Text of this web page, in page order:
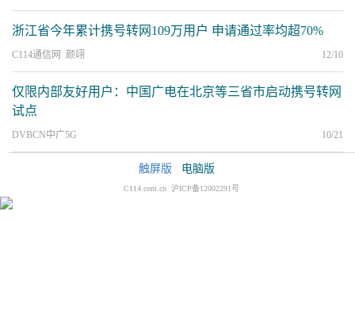
浙江省今年累计携号转网109万用户 申请通过率均超70%
C114通信网 颜翊 12/10
仅限内部友好用户：中国广电在北京等三省市启动携号转网
试点
DVBCN中广5G 10/21
触屏版 电脑版
C114.com.cn 沪ICP备12002291号